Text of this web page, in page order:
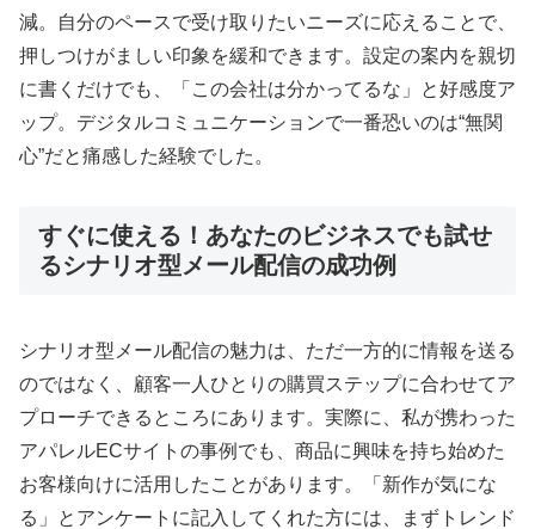
減。自分のペースで受け取りたいニーズに応えることで、
押しつけがましい印象を緩和できます。設定の案内を親切
に書くだけでも、「この会社は分かってるな」と好感度ア
ップ。デジタルコミュニケーションで一番恐いのは“無関
心”だと痛感した経験でした。
すぐに使える！あなたのビジネスでも試せ
るシナリオ型メール配信の成功例
シナリオ型メール配信の魅力は、ただ一方的に情報を送る
のではなく、顧客一人ひとりの購買ステップに合わせてア
プローチできるところにあります。実際に、私が携わった
アパレルECサイトの事例でも、商品に興味を持ち始めた
お客様向けに活用したことがあります。「新作が気にな
る」とアンケートに記入してくれた方には、まずトレンド